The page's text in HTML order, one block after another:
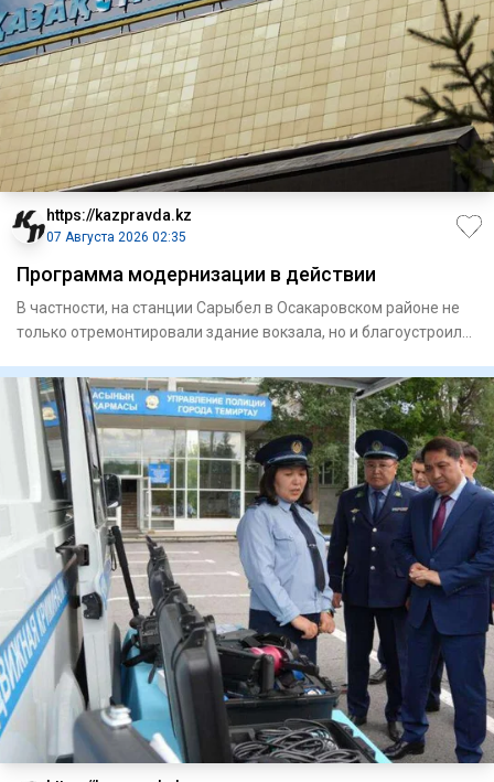
https://kazpravda.kz
07 Августа 2026 02:35
Программа модернизации в действии
В частности, на станции Сарыбел в Осакаровском районе не
только отремонтировали здание вокзала, но и благоустроили